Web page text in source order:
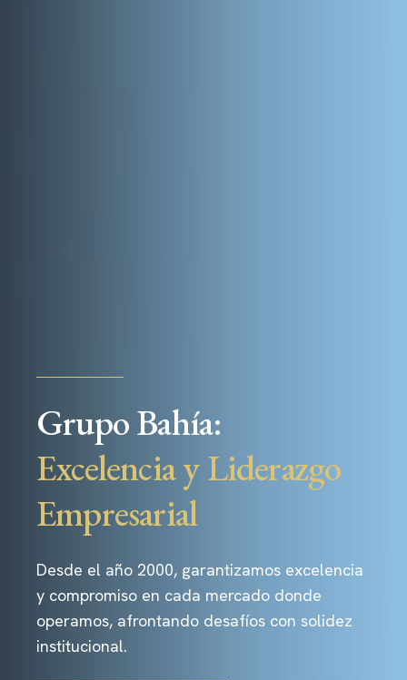
Grupo Bahía:
Excelencia y Liderazgo
Empresarial
Desde el año 2000, garantizamos excelencia
y compromiso en cada mercado donde
operamos, afrontando desafíos con solidez
institucional.